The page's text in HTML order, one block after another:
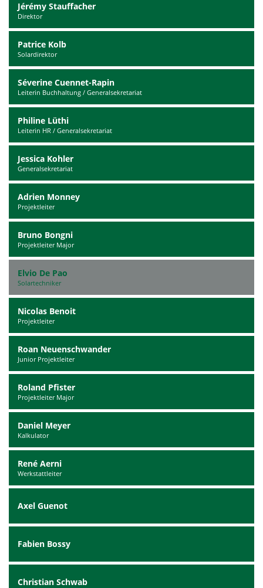
Jérémy Stauffacher
Direktor
Patrice Kolb
Solardirektor
Séverine Cuennet-Rapin
Leiterin Buchhaltung / Generalsekretariat
Philine Lüthi
Leiterin HR / Generalsekretariat
Jessica Kohler
Generalsekretariat
Adrien Monney
Projektleiter
Bruno Bongni
Projektleiter Major
Elvio De Pao
Solartechniker
Nicolas Benoit
Projektleiter
Roan Neuenschwander
Junior Projektleiter
Roland Pfister
Projektleiter Major
Daniel Meyer
Kalkulator
René Aerni
Werkstattleiter
Axel Guenot
Fabien Bossy
Christian Schwab